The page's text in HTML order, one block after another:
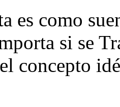
es como
si se
concepto